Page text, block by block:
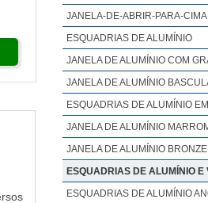
JANELA-DE-ABRIR-PARA-CIMA
ESQUADRIAS DE ALUMÍNIO
JANELA DE ALUMÍNIO COM
JANELA DE ALUMÍNIO
ESQUADRIAS DE ALUMÍNIO
JANELA DE ALUMÍNIO
JANELA DE ALUMÍNIO BRONZE
ESQUADRIAS DE ALUMÍNIO E
ESQUADRIAS DE ALUMÍNIO